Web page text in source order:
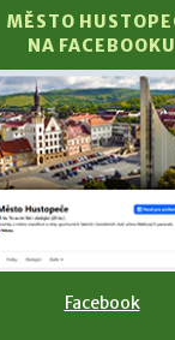
MĚSTO
NA FACEBOOKU
Facebook